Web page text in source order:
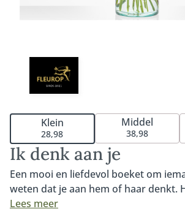
Ik denk aan je
Een mooi en liefdevol boeket om
weten dat je aan hem of haar denkt.
denk aan je is één van onze meest
Lees meer
Klein
28,98
Middel
38,98